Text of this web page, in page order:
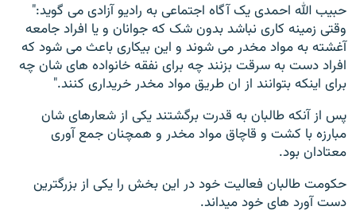
حبیب الله احمدی یک آگاه اجتماعی به رادیو آزادی می گوید:"
وقتی زمینه کاری نباشد بدون شک که جوانان و یا افراد جامعه
آغشته به مواد مخدر می شوند و این بیکاری باعث می شود که
افراد دست به سرقت بزنند چه برای نفقه خانواده های شان چه
برای اینکه بتوانند از ان طریق مواد مخدر خریداری کنند."
پس از آنکه طالبان به قدرت برگشتند یکی از شعارهای شان
مبارزه با کشت و قاچاق مواد مخدر و همچنان جمع آوری
معتادان بود.
حکومت طالبان فعالیت خود در این بخش را یکی از بزرگترین
دست آورد های خود میداند.